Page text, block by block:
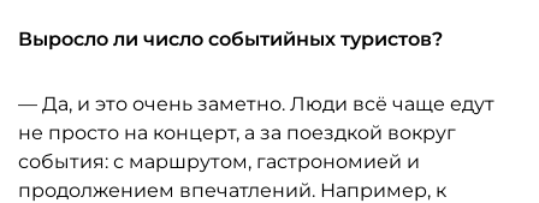
Выросло ли число событийных туристов?
— Да, и это очень заметно. Люди всё чаще едут
не просто на концерт, а за поездкой вокруг
события: с маршрутом, гастрономией и
продолжением впечатлений. Например, к